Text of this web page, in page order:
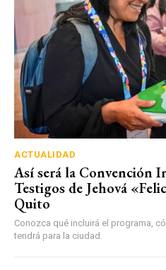
ACTUALIDAD
Así será la Convención
Testigos de Jehová
Quito
Conozca qué incluirá el programa,
tendrá para la ciudad.